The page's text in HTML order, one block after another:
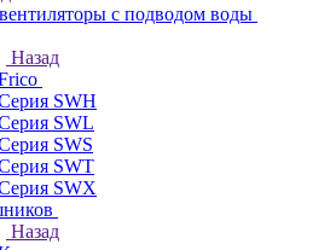
с подводом воды
Назад
SWH
SWL
SWS
SWT
SWX
Назад